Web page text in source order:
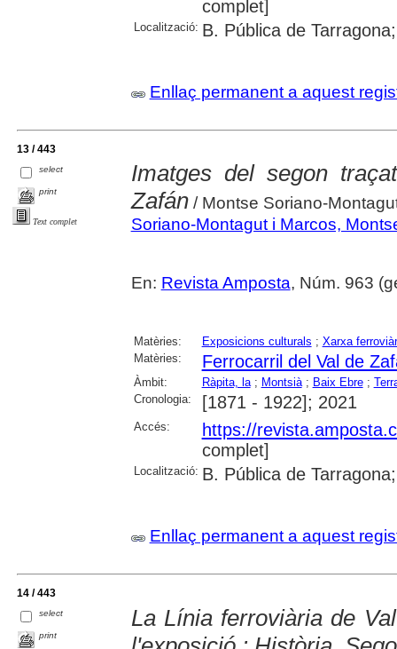
complet]
Localització: B. Pública de
Enllaç permanent a aquest
13 / 443
select
print
Text complet
Imatges del segon
Zafán/ Montse Soriano-
Soriano-Montagut i Marcos,
En: Revista Amposta, Núm. 963
Matèries: Exposicions culturals ; Xarxa
Matèries:
Ferrocarril del Val de
Àmbit: Ràpita, la; Montsià; Baix Ebre;
Cronologia:
[1871 - 1922]; 2021
Accés:
https://
complet]
Localització: B. Pública de
Enllaç permanent a aquest
14 / 443
select
print
La Línia ferroviària de